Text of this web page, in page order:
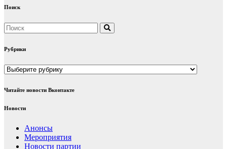
Поиск
Рубрики
Рубрики
Читайте новости Вконтакте
Новости
Анонсы
Мероприятия
Новости партии